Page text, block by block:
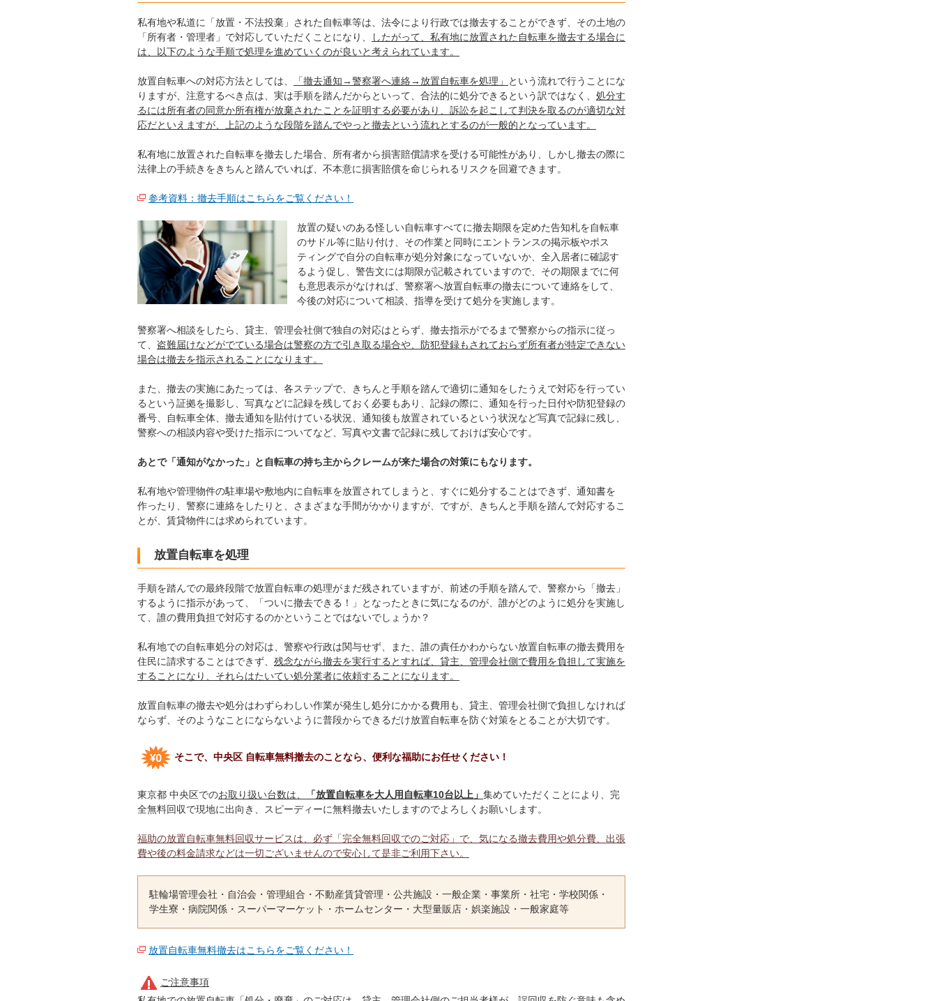
私有地や私道に「放置・不法投棄」された自転車等は、法令により行政では撤去することができず、その土地の
「所有者・管理者」で対応していただくことになり、
したがって、私有地に放置された自転車を撤去する場合に
は、以下のような手順で処理を進めていくのが良いと考えられています。
放置自転車への対応方法としては、 「撤去通知→警察署へ連絡→放置自転車を処理」
という流れで行うことにな
りますが、注意するべき点は、実は手順を踏んだからといって、合法的に処分できるという訳ではなく、 処分す
るには所有者の同意か所有権が放棄されたことを証明する必要があり、訴訟を起こして判決を取るのが適切な対
応だといえますが、上記のような段階を踏んでやっと撤去という流れとするのが一般的となっています。
私有地に放置された自転車を撤去した場合、所有者から損害賠償請求を受ける可能性があり、しかし撤去の際に
法律上の手続きをきちんと踏んでいれば、不本意に損害賠償を命じられるリスクを回避できます。
参考資料：撤去手順はこちらをご覧ください！
放置の疑いのある怪しい自転車すべてに撤去期限を定めた告知札を自転車
のサドル等に貼り付け、その作業と同時にエントランスの掲示板やポス
ティングで自分の自転車が処分対象になっていないか、全入居者に確認す
るよう促し、警告文には期限が記載されていますので、その期限までに何
も意思表示がなければ、警察署へ放置自転車の撤去について連絡をして、
今後の対応について相談、指導を受けて処分を実施します。
警察署へ相談をしたら、貸主、管理会社側で独自の対応はとらず、撤去指示がでるまで警察からの指示に従っ
て、 盗難届けなどがでている場合は警察の方で引き取る場合や、防犯登録もされておらず所有者が特定できない
場合は撤去を指示されることになります。
また、撤去の実施にあたっては、各ステップで、きちんと手順を踏んで適切に通知をしたうえで対応を行ってい
るという証拠を撮影し、写真などに記録を残しておく必要もあり、記録の際に、通知を行った日付や防犯登録の
番号、自転車全体、撤去通知を貼付けている状況、通知後も放置されているという状況など写真で記録に残し、
警察への相談内容や受けた指示についてなど、写真や文書で記録に残しておけば安心です。
あとで「通知がなかった」と自転車の持ち主からクレームが来た場合の対策にもなります。
私有地や管理物件の駐車場や敷地内に自転車を放置されてしまうと、すぐに処分することはできず、通知書を
作ったり、警察に連絡をしたりと、さまざまな手間がかかりますが、ですが、きちんと手順を踏んで対応するこ
とが、賃貸物件には求められています。
放置自転車を処理
手順を踏んでの最終段階で放置自転車の処理がまだ残されていますが、前述の手順を踏んで、警察から「撤去」
するように指示があって、「ついに撤去できる！」となったときに気になるのが、誰がどのように処分を実施し
て、誰の費用負担で対応するのかということではないでしょうか？
私有地での自転車処分の対応は、警察や行政は関与せず、また、誰の責任かわからない放置自転車の撤去費用を
住民に請求することはできず、 残念ながら撤去を実行するとすれば、貸主、管理会社側で費用を負担して実施を
することになり、それらはたいてい処分業者に依頼することになります。
放置自転車の撤去や処分はわずらわしい作業が発生し処分にかかる費用も、貸主、管理会社側で負担しなければ
ならず、そのようなことにならないように普段からできるだけ放置自転車を防ぐ対策をとることが大切です。
そこで、中央区 自転車無料撤去のことなら、便利な福助にお任せください！
東京都 中央区でのお取り扱い台数は、 「放置自転車を大人用自転車10台以上」 集めていただくことにより、完
全無料回収で現地に出向き、スピーディーに無料撤去いたしますのでよろしくお願いします。
福助の放置自転車無料回収サービスは、必ず「完全無料回収でのご対応」で、気になる撤去費用や処分費、出張
費や後の料金請求などは一切ございませんので安心して是非ご利用下さい。
駐輪場管理会社・自治会・管理組合・不動産賃貸管理・公共施設・一般企業・事業所・社宅・学校関係・
学生寮・病院関係・スーパーマーケット・ホームセンター・大型量販店・娯楽施設・一般家庭等
放置自転車無料撤去はこちらをご覧ください！
ご注意事項